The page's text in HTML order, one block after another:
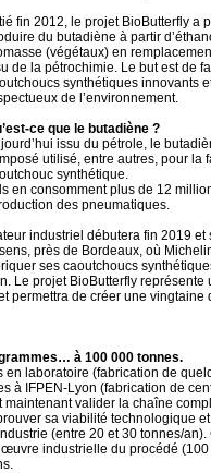
fin 2012, le projet BioButterfly a
du butadiène à partir
(végétaux) en
de la pétrochimie. Le but est de
synthétiques innovants
de l’environnement.
ce que le butadiène ?
issu du pétrole, le
utilisé, entre autres, pour la
synthétique.
en consomment plus de 12
des pneumatiques.
industriel débutera fin 2019 et
près de Bordeaux, où
ses caoutchoucs
Le projet BioButterfly représente
permettra de créer une vingtaine
à 100 000 tonnes.
en laboratoire (fabrication de
à IFPEN-Lyon (fabrication de
valider la chaîne
sa viabilité technologique
(entre 20 et 30 tonnes/an).
industrielle du procédé